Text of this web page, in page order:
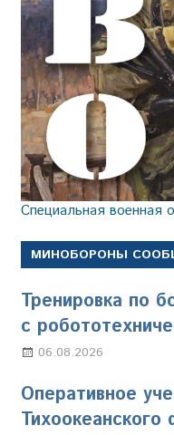
Специальная военная
МИНОБОРОНЫ
Тренировка по
с
06.08.2026
Оперативное
Тихоокеанского